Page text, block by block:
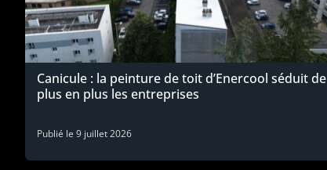
Canicule : la peinture de toit d’Enercool séduit de
plus en plus les entreprises
Publié le 9 juillet 2026